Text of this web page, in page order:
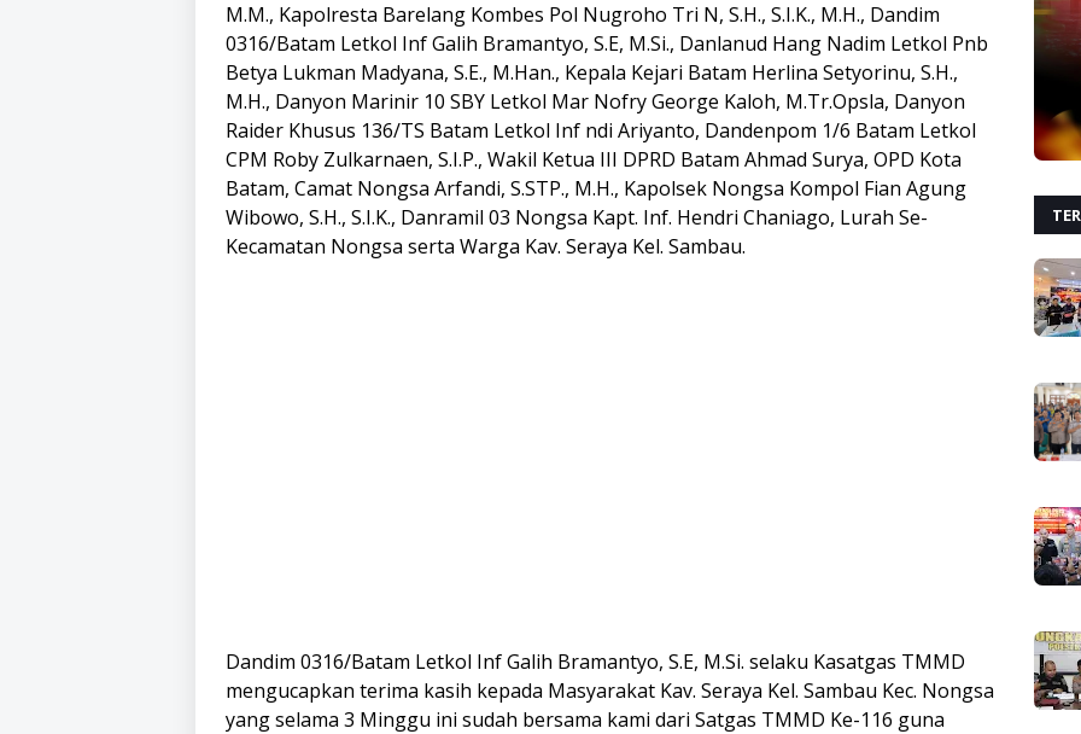
M.M., Kapolresta Barelang Kombes Pol Nugroho Tri N, S.H., S.I.K., M.H., Dandim
0316/Batam Letkol Inf Galih Bramantyo, S.E, M.Si., Danlanud Hang Nadim Letkol Pnb
Betya Lukman Madyana, S.E., M.Han., Kepala Kejari Batam Herlina Setyorinu, S.H.,
M.H., Danyon Marinir 10 SBY Letkol Mar Nofry George Kaloh, M.Tr.Opsla, Danyon
Raider Khusus 136/TS Batam Letkol Inf ndi Ariyanto, Dandenpom 1/6 Batam Letkol
CPM Roby Zulkarnaen, S.I.P., Wakil Ketua III DPRD Batam Ahmad Surya, OPD Kota
Batam, Camat Nongsa Arfandi, S.STP., M.H., Kapolsek Nongsa Kompol Fian Agung
Wibowo, S.H., S.I.K., Danramil 03 Nongsa Kapt. Inf. Hendri Chaniago, Lurah Se-
Kecamatan Nongsa serta Warga Kav. Seraya Kel. Sambau.
Dandim 0316/Batam Letkol Inf Galih Bramantyo, S.E, M.Si. selaku Kasatgas TMMD
mengucapkan terima kasih kepada Masyarakat Kav. Seraya Kel. Sambau Kec. Nongsa
yang selama 3 Minggu ini sudah bersama kami dari Satgas TMMD Ke-116 guna